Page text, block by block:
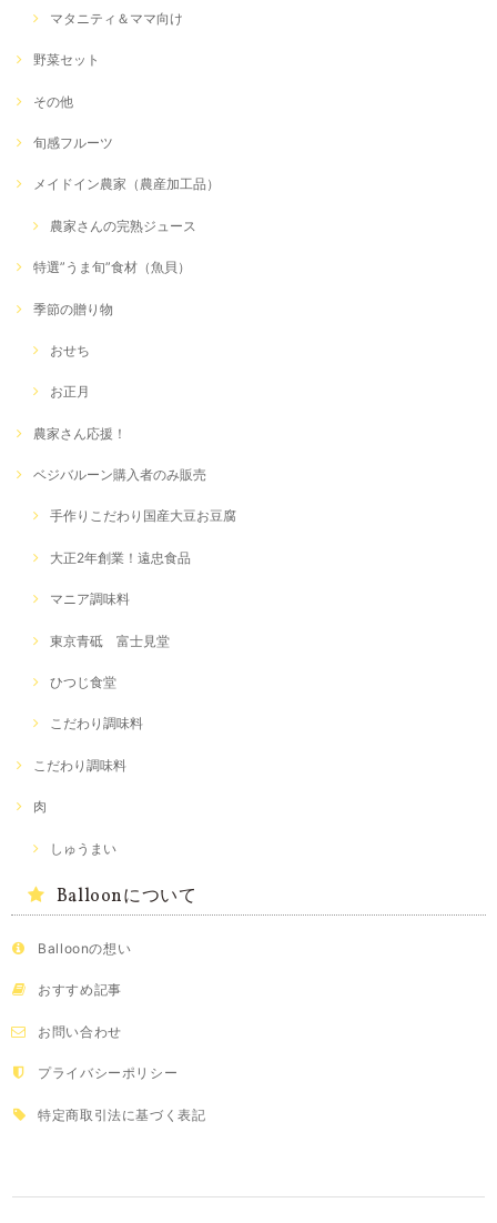
マタニティ＆ママ向け
野菜セット
その他
旬感フルーツ
メイドイン農家（農産加工品）
農家さんの完熟ジュース
特選”うま旬”食材（魚貝）
季節の贈り物
おせち
お正月
農家さん応援！
ベジバルーン購入者のみ販売
手作りこだわり国産大豆お豆腐
大正2年創業！遠忠食品
マニア調味料
東京青砥 富士見堂
ひつじ食堂
こだわり調味料
こだわり調味料
肉
しゅうまい
Balloonについて
Balloonの想い
おすすめ記事
お問い合わせ
プライバシーポリシー
特定商取引法に基づく表記